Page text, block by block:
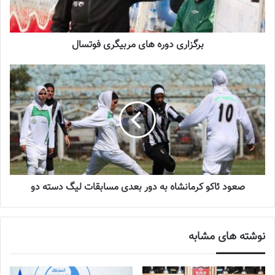
دعوت آزمون از 30 بازیکن به اردوی تیم ملی
آینده درخشانی در انتظار فوتبال بانوان است
2022-12-10
لازم به ذکر استلیگ شانزدهم زنانبا تعویقی حدود دو ماهه آغاز
می‌شود که علت این تعویق هم برگزاری مسابقات تیم ملی زنان در دور
دوم رقابت‌های مقدماتی برای صعود به المپیک پاریس است.
آخرین اخبار فوتبال و فوتسال زنان ایران را در سایت روزنامه فوتبالز
برگزاری دوره های مربیگری فوتسال
صعود ئاکو کرمانشاه به دور بعدی مسابقات لیگ دسته دو
نوشته های مشابه